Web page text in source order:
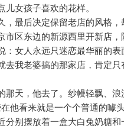
儿女孩子喜欢的花样。
，最后决定保留老店的风格，
市区东边的新源西里开新店
：女人永远只迷恋最华丽的表
去我老婆搞的那家店，肯定只
那天，他去了。纱幔轻飘、
他看来就是一个个普通的噱
分别摆放着一盒大白兔奶糖和